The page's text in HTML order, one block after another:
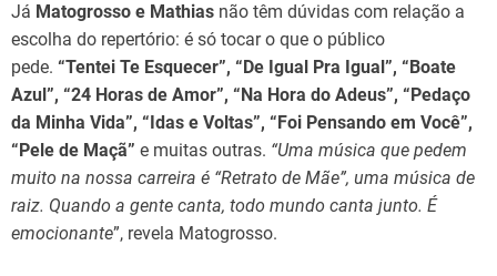
Já Matogrosso e Mathias não têm dúvidas com relação a
escolha do repertório: é só tocar o que o público
pede. “Tentei Te Esquecer”, “De Igual Pra Igual”, “Boate
Azul”, “24 Horas de Amor”, “Na Hora do Adeus”, “Pedaço
da Minha Vida”, “Idas e Voltas”, “Foi Pensando em Você”,
“Pele de Maçã” e muitas outras. “Uma música que pedem
muito na nossa carreira é “Retrato de Mãe”, uma música de
raiz. Quando a gente canta, todo mundo canta junto. É
emocionante”, revela Matogrosso.